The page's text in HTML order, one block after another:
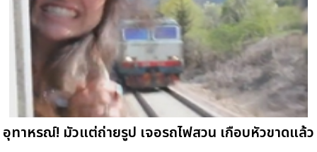
อุทาหรณ์! มัวแต่ถ่ายรูป เจอรถไฟสวน เกือบหัวขาดแล้ว